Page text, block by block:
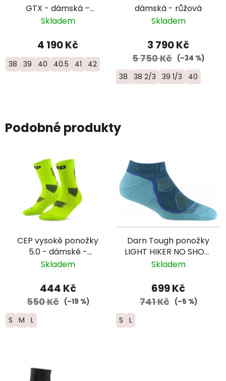
GTX - dámská –
šedomodrá
Skladem
4 190 Kč
38 39 40 40.5 41 42
dámská - růžová
Skladem
3 790 Kč
5 750 Kč (–34 %)
38 38 2/3 39 1/3 40
Podobné produkty
CEP vysoké ponožky
5.0 - dámské -
zelená/černá
Skladem
444 Kč
550 Kč (–19 %)
S M L
Darn Tough ponožky
LIGHT HIKER NO SHOW
Lightweight Merino -
Skladem
699 Kč
741 Kč (–5 %)
S L